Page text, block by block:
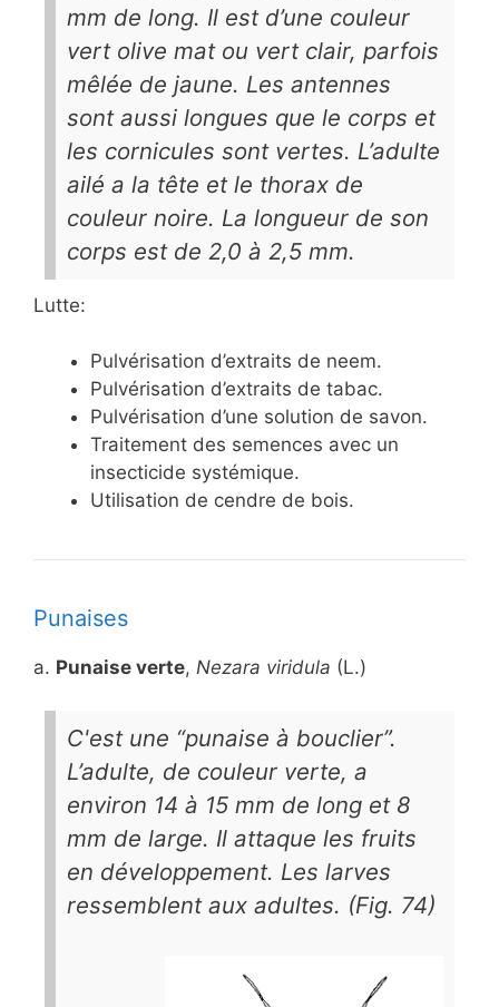
mm de long. Il est d’une couleur
vert olive mat ou vert clair, parfois
mêlée de jaune. Les antennes
sont aussi longues que le corps et
les cornicules sont vertes. L’adulte
ailé a la tête et le thorax de
couleur noire. La longueur de son
corps est de 2,0 à 2,5 mm.
Lutte:
Pulvérisation d’extraits de neem.
Pulvérisation d’extraits de tabac.
Pulvérisation d’une solution de savon.
Traitement des semences avec un
insecticide systémique.
Utilisation de cendre de bois.
Punaises
a. Punaise verte, Nezara viridula (L.)
C'est une “punaise à bouclier”.
L’adulte, de couleur verte, a
environ 14 à 15 mm de long et 8
mm de large. Il attaque les fruits
en développement. Les larves
ressemblent aux adultes. (Fig. 74)